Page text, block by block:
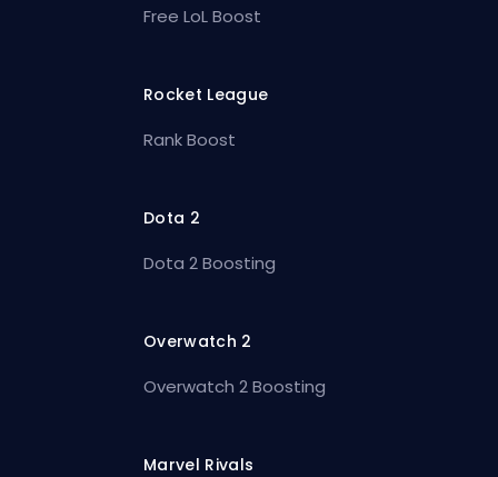
Free LoL Boost
Rocket League
Rank Boost
Dota 2
Dota 2 Boosting
Overwatch 2
Overwatch 2 Boosting
Marvel Rivals